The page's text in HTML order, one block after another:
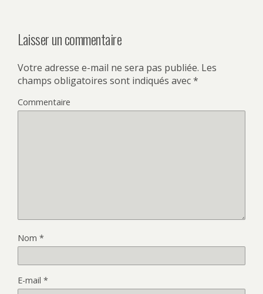
Laisser un commentaire
Votre adresse e-mail ne sera pas publiée. Les
champs obligatoires sont indiqués avec*
Commentaire
Nom *
E-mail *